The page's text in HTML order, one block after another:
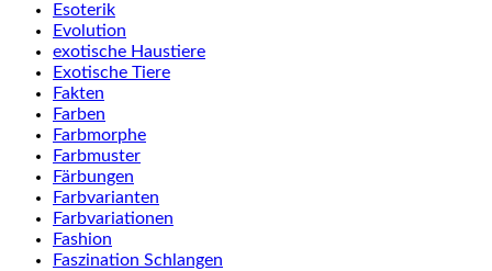
Esoterik
Evolution
exotische Haustiere
Exotische Tiere
Fakten
Farben
Farbmorphe
Farbmuster
Färbungen
Farbvarianten
Farbvariationen
Fashion
Faszination Schlangen